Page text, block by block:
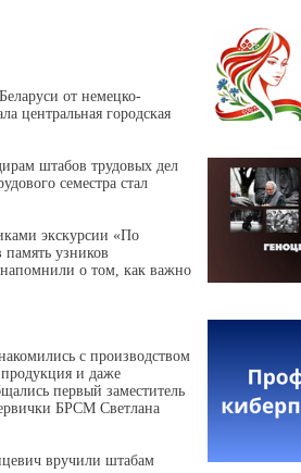
от немецко-
центральная городская
штабов трудовых дел
семестра стал
экскурсии «По
узников
напомнили о том, как важно
с производством
продукция и даже
первый заместитель
БРСМ Светлана
вручили штабам